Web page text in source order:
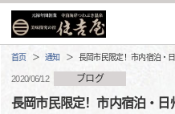
首页 通知 長岡市民限定！市内宿泊・
2020/06/12 ブログ
長岡市民限定！市内宿泊・